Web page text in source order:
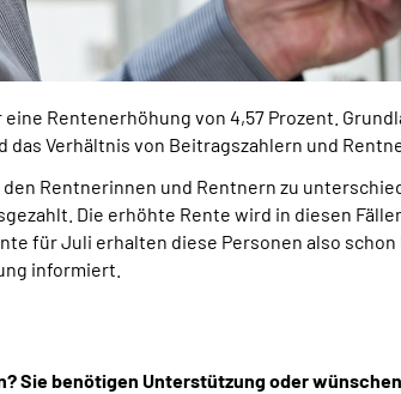
Rentenerhöhung von 4,57 Prozent.
Verhältnis von Beitragszahlern und
den Rentnerinnen und Rentnern zu
Die erhöhte Rente wird in diesen
für Juli erhalten diese Personen also
informiert.
Sie benötigen Unterstützung oder